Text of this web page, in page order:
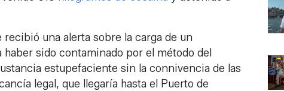
una alerta sobre la carga de un
sido contaminado por el método del
estupefaciente sin la connivencia de las
legal, que llegaría hasta el Puerto de